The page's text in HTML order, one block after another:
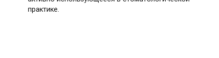
практике.